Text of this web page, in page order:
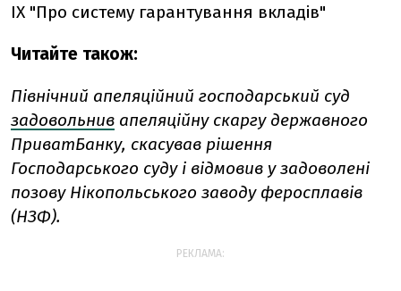
ІХ "Про систему гарантування вкладів"
Читайте також:
Північний апеляційний господарський суд
задовольнив апеляційну скаргу державного
ПриватБанку, скасував рішення
Господарського суду і відмовив у задоволені
позову Нікопольського заводу феросплавів
(НЗФ).
РЕКЛАМА: